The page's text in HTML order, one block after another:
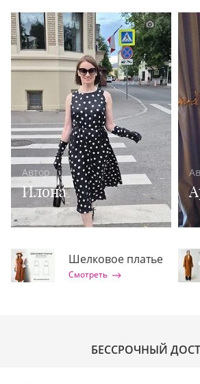
1
Автор
Илона
Шелковое платье
Смотреть
БЕССРОЧНЫЙ